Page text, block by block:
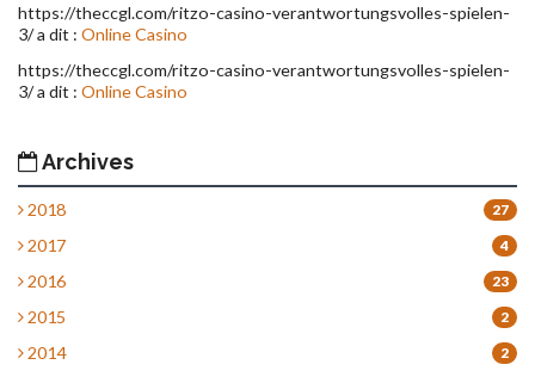
https://theccgl.com/ritzo-casino-verantwortungsvolles-spielen-
3/ a dit : Online Casino
https://theccgl.com/ritzo-casino-verantwortungsvolles-spielen-
3/ a dit : Online Casino
Archives
2018 27
2017 4
2016 23
2015 2
2014 2